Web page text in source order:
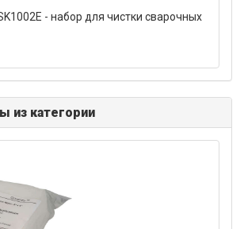
- набор для чистки сварочных
из категории